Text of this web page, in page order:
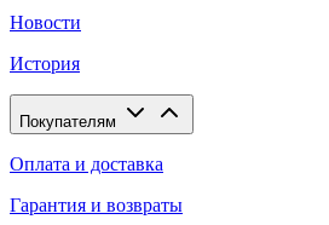
Новости
История
Покупателям
Оплата и доставка
Гарантия и возвраты